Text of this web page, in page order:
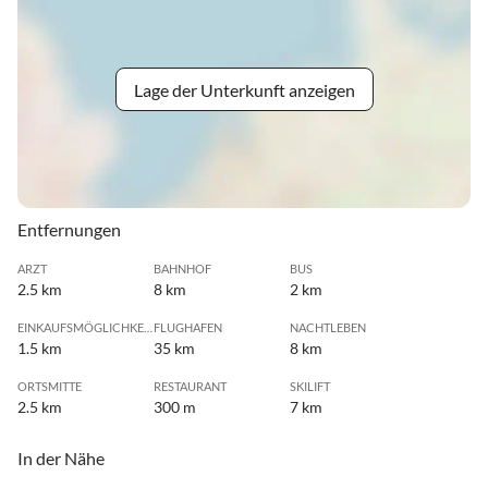
Lage der Unterkunft anzeigen
Entfernungen
ARZT
2.5 km
BAHNHOF
8 km
BUS
2 km
1.5 km
FLUGHAFEN
35 km
NACHTLEBEN
8 km
ORTSMITTE
2.5 km
RESTAURANT
300 m
SKILIFT
7 km
In der Nähe